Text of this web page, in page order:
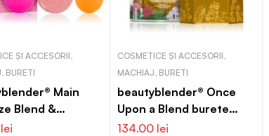
ȘI ACCESORII,
BURETI
Main
Blend &
Set set de
lei
COSMETICE ȘI ACCESORII,
MACHIAJ, BURETI
beautyblender® Once
Upon a Blend burete
pentru machiaj, cu
134.00 lei